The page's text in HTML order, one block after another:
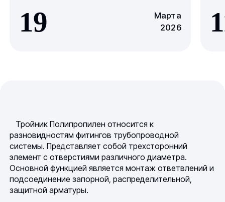
19
Марта
2026
Тройник Полипропилен относится к
разновидностям фитингов трубопроводной
системы. Представляет собой трехсторонний
элемент с отверстиями различного диаметра.
Основной функцией является монтаж ответвлений и
подсоединение запорной, распределительной,
защитной арматуры.